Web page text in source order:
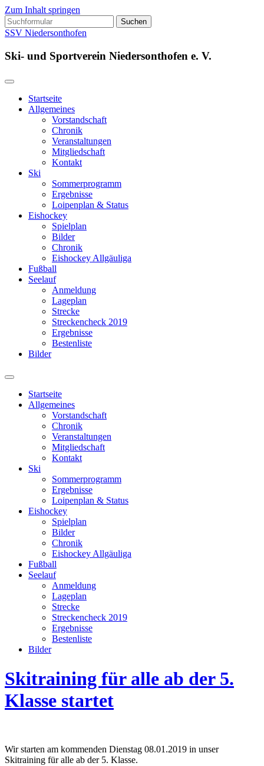
Zum Inhalt springen
Suchen
nach:
SSV Niedersonthofen
Ski- und Sportverein Niedersonthofen e. V.
Startseite
Allgemeines
Vorstandschaft
Chronik
Veranstaltungen
Mitgliedschaft
Kontakt
Ski
Sommerprogramm
Ergebnisse
Loipenplan & Status
Eishockey
Spielplan
Bilder
Chronik
Eishockey Allgäuliga
Fußball
Seelauf
Anmeldung
Lageplan
Strecke
Streckencheck 2019
Ergebnisse
Bestenliste
Bilder
Suchfeld
ein-/ausblenden
Startseite
Allgemeines
Vorstandschaft
Chronik
Veranstaltungen
Mitgliedschaft
Kontakt
Ski
Sommerprogramm
Ergebnisse
Loipenplan & Status
Eishockey
Spielplan
Bilder
Chronik
Eishockey Allgäuliga
Fußball
Seelauf
Anmeldung
Lageplan
Strecke
Streckencheck 2019
Ergebnisse
Bestenliste
Bilder
Skitraining für alle ab der 5.
Klasse startet
Wir starten am kommenden Dienstag 08.01.2019 in unser
Skitraining für alle ab der 5. Klasse.